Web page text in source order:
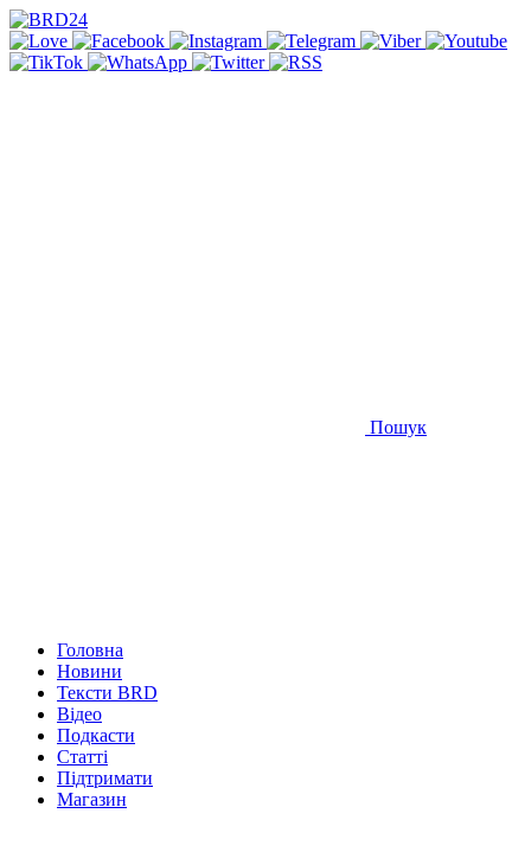
Пошук
Головна
Новини
Тексти BRD
Відео
Подкасти
Статті
Підтримати
Магазин